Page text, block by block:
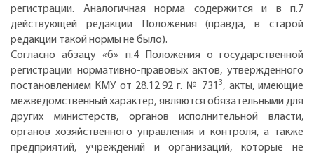
регистрации. Аналогичная норма содержится и в п.7
действующей редакции Положения (правда, в старой
редакции такой нормы не было).
Согласно абзацу «б» п.4 Положения о государственной
регистрации нормативно-правовых актов, утвержденного
постановлением КМУ от 28.12.92 г. № 7313, акты, имеющие
межведомственный характер, являются обязательными для
других министерств, органов исполнительной власти,
органов хозяйственного управления и контроля, а также
предприятий, учреждений и организаций, которые не